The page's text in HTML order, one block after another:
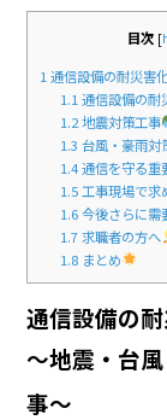
目次 [
1 通信設備の耐災害
1.1 通信設備の耐
1.2地震対策工事
1.3 台風・豪雨対
1.4通信を守る重
1.5 工事現場で求
1.6今後さらに需
1.7求職者の方へ
1.8 まとめ
通信設備の
〜地震・台
事〜